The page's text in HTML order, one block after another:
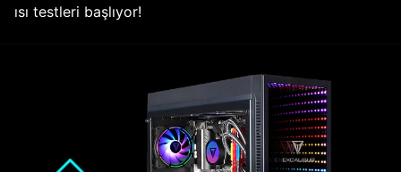
ısı testleri başlıyor!